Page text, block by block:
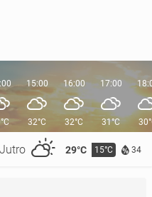
Jutro 29°C 15°C 34
15:00
32°C
16:00
32°C
17:00
31°C